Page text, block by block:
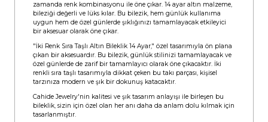
zamanda renk kombinasyonu ile öne çıkar. 14 ayar altın malzeme,
bileziği değerli ve lüks kılar. Bu bilezik, hem günlük kullanıma
uygun hem de özel günlerde şıklığınızı tamamlayacak etkileyici
bir aksesuar olarak öne çıkar.
"İki Renk Sıra Taşlı Altın Bileklik 14 Ayar," özel tasarımıyla ön plana
çıkan bir aksesuardır. Bu bilezik, günlük stilinizi tamamlayacak ve
özel günlerde de zarif bir tamamlayıcı olarak öne çıkacaktır. İki
renkli sıra taşlı tasarımıyla dikkat çeken bu takı parçası, kişisel
tarzınıza modern ve şık bir dokunuş katacaktır.
Cahide Jewelry'nin kalitesi ve şık tasarım anlayışı ile birleşen bu
bileklik, sizin için özel olan her anı daha da anlam dolu kılmak için
tasarlanmıştır.